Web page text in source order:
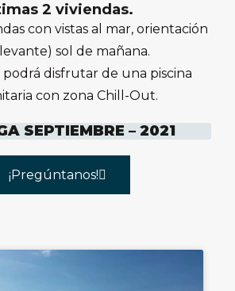
2 viviendas.
con vistas al mar, orientación
sol de mañana.
podrá disfrutar de una piscina
con zona Chill-Out.
SEPTIEMBRE – 2021
¡Pregúntanos!